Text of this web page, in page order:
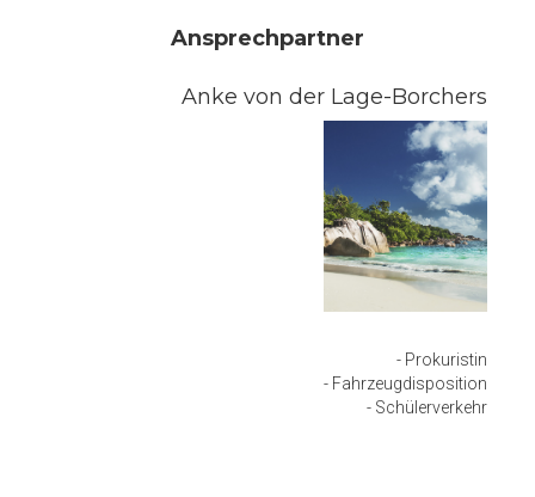
Ansprechpartner
Anke von der Lage-Borchers
- Prokuristin
- Fahrzeugdisposition
- Schülerverkehr